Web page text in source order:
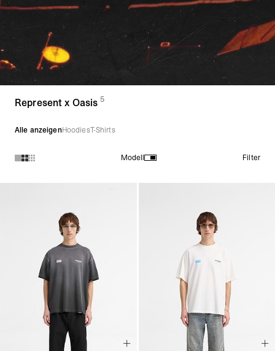
Represent x Oasis (5Produkte)
Alle anzeigenHoodiesT-Shirts
Modell Filter
Produkte in der Kollektion Represent x Oasis :